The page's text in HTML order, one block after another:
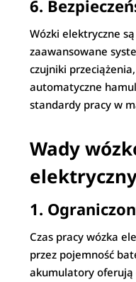
6.
Wózki elektryczne
zaawansowane
czujniki
automatyczne
standardy pracy w
Wady
1.
Czas pracy wózka
przez pojemność
akumulatory oferują